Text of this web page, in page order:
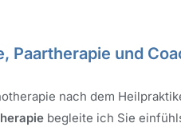
Paartherapie und
nach dem
begleite ich Sie